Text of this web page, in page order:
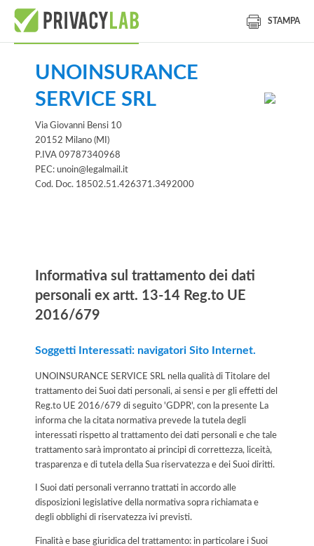
STAMPA
UNOINSURANCE
SERVICE SRL
Via Giovanni Bensi 10
20152 Milano (MI)
P.IVA 09787340968
PEC: unoin@legalmail.it
Cod. Doc. 18502.51.426371.3492000
Informativa sul trattamento dei dati
personali ex artt. 13-14 Reg.to UE
2016/679
Soggetti Interessati: navigatori Sito Internet.
UNOINSURANCE SERVICE SRL nella qualità di Titolare del
trattamento dei Suoi dati personali, ai sensi e per gli effetti del
Reg.to UE 2016/679 di seguito 'GDPR', con la presente La
informa che la citata normativa prevede la tutela degli
interessati rispetto al trattamento dei dati personali e che tale
trattamento sarà improntato ai principi di correttezza, liceità,
trasparenza e di tutela della Sua riservatezza e dei Suoi diritti.
I Suoi dati personali verranno trattati in accordo alle
disposizioni legislative della normativa sopra richiamata e
degli obblighi di riservatezza ivi previsti.
Finalità e base giuridica del trattamento: in particolare i Suoi